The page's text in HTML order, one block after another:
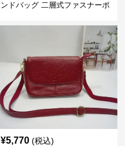
ンドバッグ 二層式ファスナーポ
¥5,770 (税込)